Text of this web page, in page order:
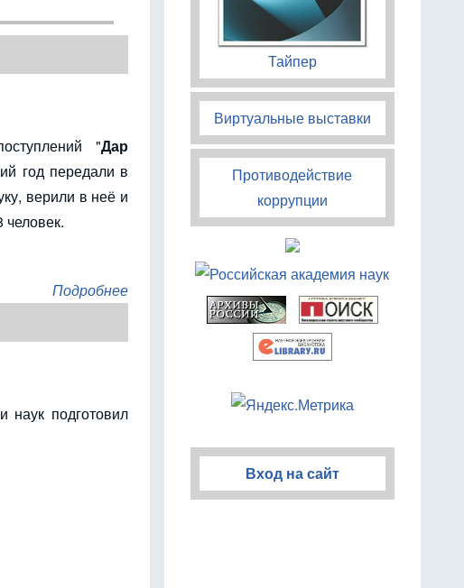
"Дар
год передали в
верили в неё и
Подробнее
наук подготовил
Тайпер
Виртуальные выставки
Противодействие
коррупции
Вход на сайт